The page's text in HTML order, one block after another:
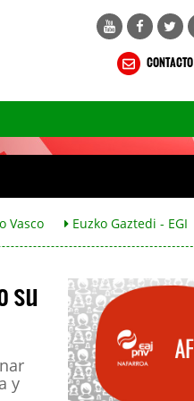
CONTACTO
Vasco Euzko Gaztedi - EGI
su
y